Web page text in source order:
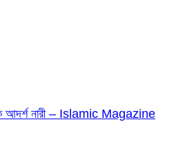
আদর্শ নারী – Islamic Magazine